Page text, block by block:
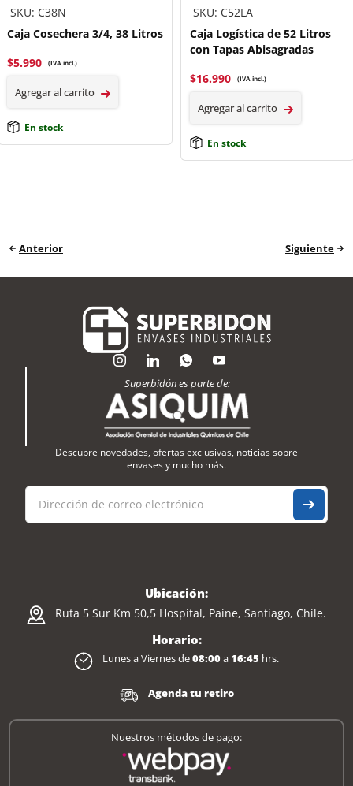
SKU: C38N
Caja Cosechera 3/4, 38 Litros
$5.990 (IVA incl.)
Agregar al carrito
En stock
SKU: C52LA
Caja Logística de 52 Litros
con Tapas Abisagradas
$16.990 (IVA incl.)
Agregar al carrito
En stock
Anterior Siguiente
Superbidón es parte de:
Descubre novedades, ofertas exclusivas, noticias sobre
envases y mucho más.
Ubicación:
Ruta 5 Sur Km 50,5 Hospital, Paine, Santiago, Chile.
Horario:
Lunes a Viernes de08:00a16:45 hrs.
Agenda tu retiro
Nuestros métodos de pago: